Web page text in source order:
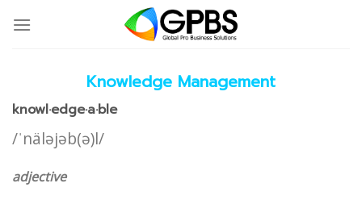
Knowledge Management
knowl·edge·a·ble
/ˈnäləjəb(ə)l/
adjective